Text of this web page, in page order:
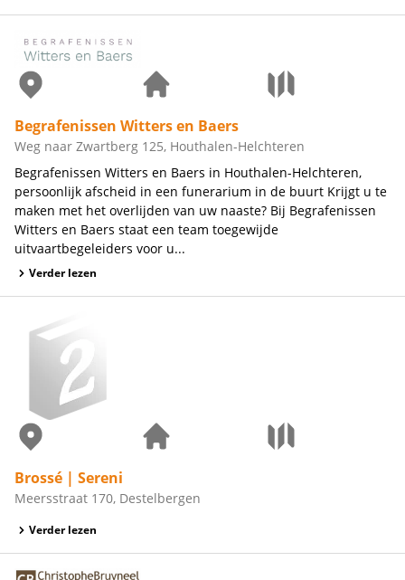
Begrafenissen Witters en Baers
Weg naar Zwartberg 125, Houthalen-Helchteren
Begrafenissen Witters en Baers in Houthalen-Helchteren,
persoonlijk afscheid in een funerarium in de buurt Krijgt u te
maken met het overlijden van uw naaste? Bij Begrafenissen
Witters en Baers staat een team toegewijde
uitvaartbegeleiders voor u...
Verder lezen
Brossé | Sereni
Meersstraat 170, Destelbergen
Verder lezen